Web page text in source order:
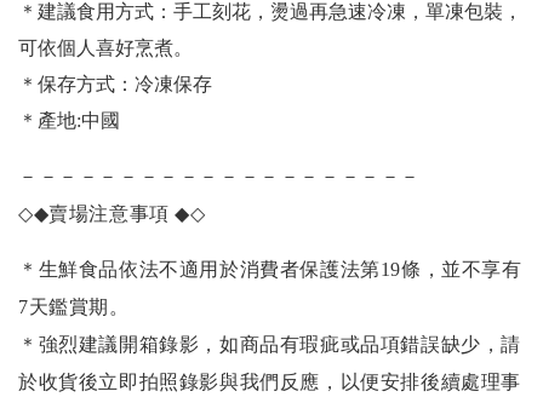
＊建議食用方式：手工刻花，燙過再急速冷凍，單凍包裝，
可依個人喜好烹煮。
＊保存方式：冷凍保存
＊產地:中國
－－－－－－－－－－－－－－－－－－－－
◇◆賣場注意事項◆◇
＊生鮮食品依法不適用於消費者保護法第19條，並不享有
7天鑑賞期。
＊強烈建議開箱錄影，如商品有瑕疵或品項錯誤缺少，請
於收貨後立即拍照錄影與我們反應，以便安排後續處理事